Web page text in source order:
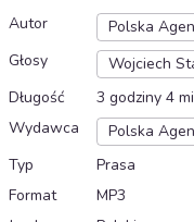
Autor
Polska
Głosy
Wojciech
Długość
3 godziny 4
Wydawca
Polska
Typ
Prasa
Format
MP3